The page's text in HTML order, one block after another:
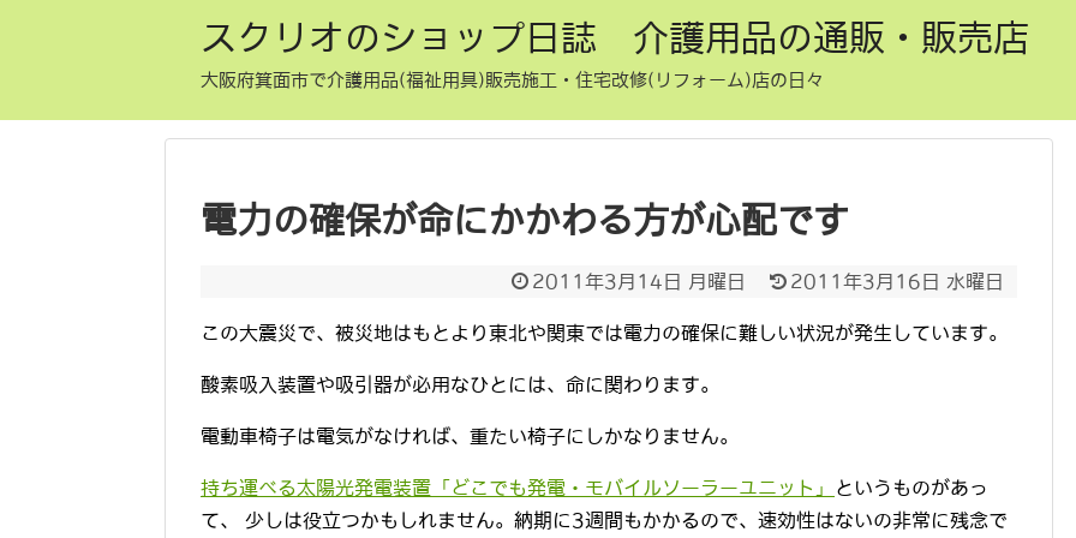
スクリオのショップ日誌 介護用品の通販・販売店
大阪府箕面市で介護用品(福祉用具)販売施工・住宅改修(リフォーム)店の日々
電力の確保が命にかかわる方が心配です
2011年3月14日 月曜日 2011年3月16日 水曜日
この大震災で、被災地はもとより東北や関東では電力の確保に難しい状況が発生しています。
酸素吸入装置や吸引器が必用なひとには、命に関わります。
電動車椅子は電気がなければ、重たい椅子にしかなりません。
持ち運べる太陽光発電装置「どこでも発電・モバイルソーラーユニット」
というものがあっ
て、 少しは役立つかもしれません。納期に3週間もかかるので、速効性はないの非常に残念で